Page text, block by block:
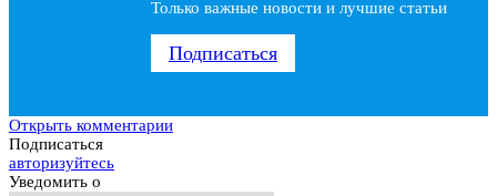
Только важные новости и лучшие статьи
Подписаться
Открыть комментарии
Подписаться
авторизуйтесь
Уведомить о